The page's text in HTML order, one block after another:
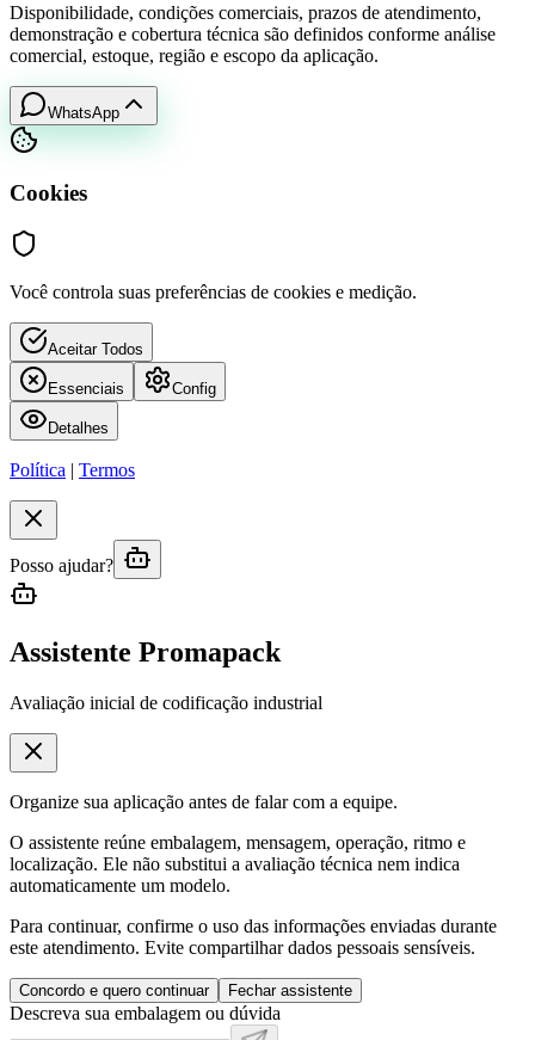
Disponibilidade, condições comerciais, prazos de atendimento,
demonstração e cobertura técnica são definidos conforme análise
comercial, estoque, região e escopo da aplicação.
WhatsApp
Cookies
Você controla suas preferências de cookies e medição.
Aceitar Todos
Essenciais Config
Detalhes
Política | Termos
Posso ajudar?
Assistente Promapack
Avaliação inicial de codificação industrial
Organize sua aplicação antes de falar com a equipe.
O assistente reúne embalagem, mensagem, operação, ritmo e
localização. Ele não substitui a avaliação técnica nem indica
automaticamente um modelo.
Para continuar, confirme o uso das informações enviadas durante
este atendimento. Evite compartilhar dados pessoais sensíveis.
Concordo e quero continuar Fechar assistente
Descreva sua embalagem ou dúvida